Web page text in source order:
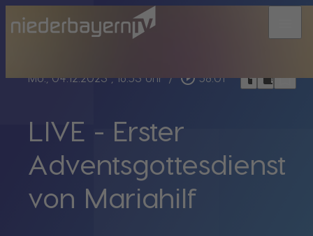
Mo., 04.12.2023, 16:53 Uhr / play_circle_outline 58:01 headphoneschrome_reader_modebookmark_border
LIVE - Erster
Adventsgottesdienst
von Mariahilf